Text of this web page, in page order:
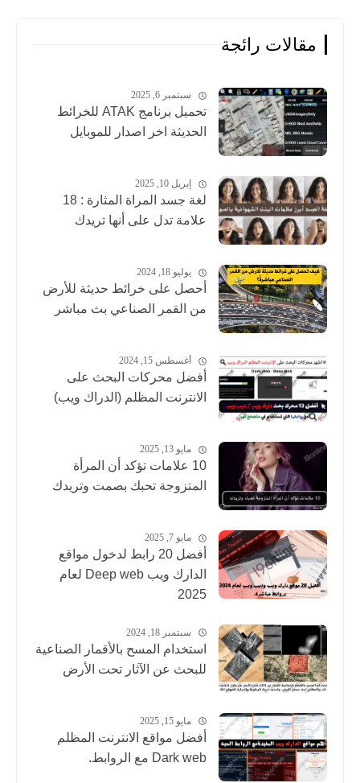
مقالات رائجة
سبتمبر 6, 2025
تحميل برنامج ATAK للخرائط
الحديثة اخر اصدار للموبايل
إبريل 10, 2025
لغة جسد المراة المثارة : 18
علامة تدل على أنها تريدك
يوليو 18, 2024
أحصل على خرائط حديثة للأرض
من القمر الصناعي بث مباشر
أغسطس 15, 2024
أفضل محركات البحث على
الانترنت المظلم (الدراك ويب)
مايو 13, 2025
10 علامات تؤكد أن المرأة
المتزوجة تحبك بصمت وتريدك
مايو 7, 2025
أفضل 20 رابط لدخول مواقع
الدارك ويب Deep web لعام
2025
سبتمبر 18, 2024
استخدام المسح بالأقمار الصناعية
للبحث عن الآثار تحت الأرض
مايو 15, 2025
أفضل مواقع الانترنت المظلم
Dark web مع الروابط.